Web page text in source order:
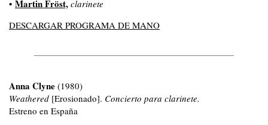
• Martin Fröst, clarinete
DESCARGAR PROGRAMA DE MANO
Anna Clyne (1980)
Weathered [Erosionado]. Concierto para clarinete.
Estreno en España